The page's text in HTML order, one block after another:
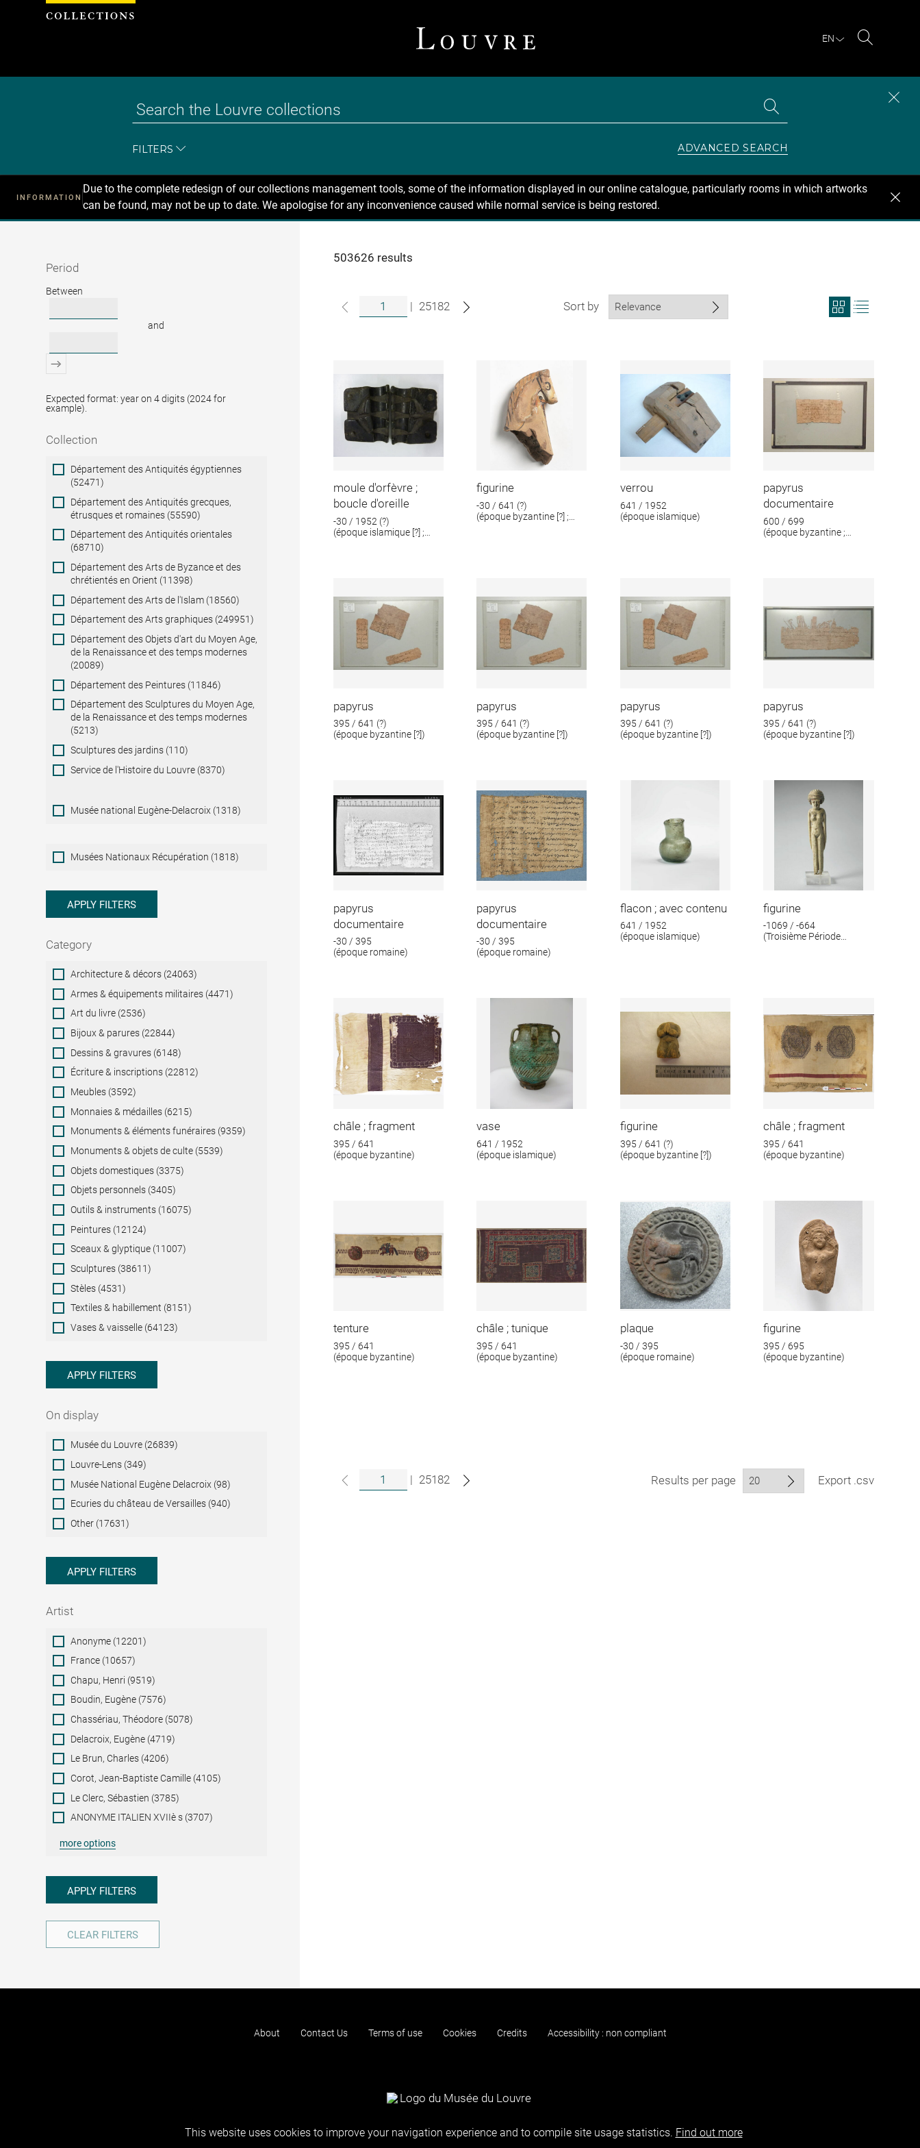
EN
FILTERS ADVANCED SEARCH
INFORMATION
Due to the complete redesign of our collections management tools, some of the information displayed in our online catalogue, particularly rooms in which artworks
can be found, may not be up to date. We apologise for any inconvenience caused while normal service is being restored.
Recherche
Period
Period
Between
and
Expected format: year on 4 digits (2024 for
example).
Collection
Collection
Département des Antiquités égyptiennes
(52471)
Département des Antiquités grecques,
étrusques et romaines (55590)
Département des Antiquités orientales
(68710)
Département des Arts de Byzance et des
chrétientés en Orient (11398)
Département des Arts de l'Islam (18560)
Département des Arts graphiques (249951)
Département des Objets d'art du Moyen Age,
de la Renaissance et des temps modernes
(20089)
Département des Peintures (11846)
Département des Sculptures du Moyen Age,
de la Renaissance et des temps modernes
(5213)
Sculptures des jardins (110)
Service de l'Histoire du Louvre (8370)
Musée national Eugène-Delacroix (1318)
Musées
Nationaux
Musées Nationaux Récupération (1818)
APPLY FILTERS
Category
Category
Architecture & décors (24063)
Armes & équipements militaires (4471)
Art du livre (2536)
Bijoux & parures (22844)
Dessins & gravures (6148)
Écriture & inscriptions (22812)
Meubles (3592)
Monnaies & médailles (6215)
Monuments & éléments funéraires (9359)
Monuments & objets de culte (5539)
Objets domestiques (3375)
Objets personnels (3405)
Outils & instruments (16075)
Peintures (12124)
Sceaux & glyptique (11007)
Sculptures (38611)
Stèles (4531)
Textiles & habillement (8151)
Vases & vaisselle (64123)
APPLY FILTERS
On display
On
display
Musée du Louvre (26839)
Louvre-Lens (349)
Musée National Eugène Delacroix (98)
Ecuries du château de Versailles (940)
Other (17631)
APPLY FILTERS
Artist
ArtistAnonyme (12201)
France (10657)
Chapu, Henri (9519)
Boudin, Eugène (7576)
Chassériau, Théodore (5078)
Delacroix, Eugène (4719)
Le Brun, Charles (4206)
Corot, Jean-Baptiste Camille (4105)
Le Clerc, Sébastien (3785)
ANONYME ITALIEN XVIIè s (3707)
more options
APPLY FILTERS
CLEAR FILTERS
503626 results
| 25182 Sort by
View
search
moule d'orfèvre ;
boucle d'oreille
-30 / 1952 (?)
(époque islamique [?] ;
figurine
-30 / 641 (?)
(époque byzantine [?] ;
verrou
641 / 1952
(époque islamique)
papyrus
documentaire
600 / 699
(époque byzantine ;
papyrus
395 / 641 (?)
(époque byzantine [?])
papyrus
395 / 641 (?)
(époque byzantine [?])
papyrus
395 / 641 (?)
(époque byzantine [?])
papyrus
395 / 641 (?)
(époque byzantine [?])
papyrus
documentaire
-30 / 395
(époque romaine)
papyrus
documentaire
-30 / 395
(époque romaine)
flacon ; avec contenu
641 / 1952
(époque islamique)
figurine
-1069 / -664
(Troisième Période
châle ; fragment
395 / 641
(époque byzantine)
vase
641 / 1952
(époque islamique)
figurine
395 / 641 (?)
(époque byzantine [?])
châle ; fragment
395 / 641
(époque byzantine)
tenture
395 / 641
(époque byzantine)
châle ; tunique
395 / 641
(époque byzantine)
plaque
-30 / 395
(époque romaine)
figurine
395 / 695
(époque byzantine)
| 25182 Results per page Export .csv
About Contact Us Terms of use Cookies Credits Accessibility : non compliant
Cookies management panel
This website uses cookies to improve your navigation experience and to compile site usage statistics. Find out more